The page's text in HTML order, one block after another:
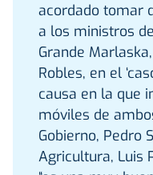
acordado tomar
a los ministros
Grande
Robles, en el
causa en la que
móviles de
Gobierno, Pedro
Agricultura, Luis